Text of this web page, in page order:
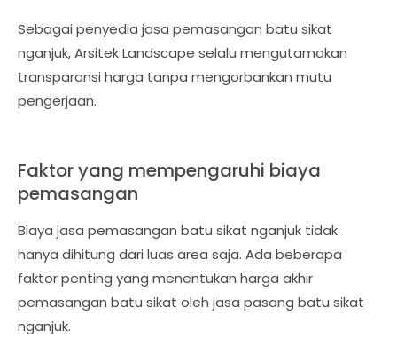
Sebagai penyedia jasa pemasangan batu sikat
nganjuk, Arsitek Landscape selalu mengutamakan
transparansi harga tanpa mengorbankan mutu
pengerjaan.
Faktor yang mempengaruhi biaya
pemasangan
Biaya jasa pemasangan batu sikat nganjuk tidak
hanya dihitung dari luas area saja. Ada beberapa
faktor penting yang menentukan harga akhir
pemasangan batu sikat oleh jasa pasang batu sikat
nganjuk.